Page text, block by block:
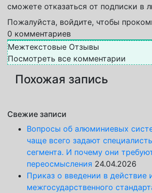
cможете отказаться от подписки в
Пожалуйста, войдите, чтобы
0 комментариев
Межтекстовые Отзывы
Посмотреть все комментарии
Похожая запись
Свежие записи
Вопросы об алюминиевых
чаще всего задают
сегмента. И почему они
переосмысления 24.04.2026
Приказ о введении в действие
межгосударственного